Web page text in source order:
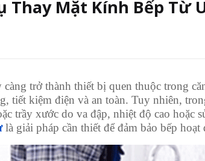
Thay Mặt Kính Bếp Từ
càng trở thành thiết bị quen thuộc trong
tiết kiệm điện và an toàn. Tuy nhiên,
trầy xước do va đập, nhiệt độ cao hoặc
là giải pháp cần thiết để đảm bảo bếp hoạt